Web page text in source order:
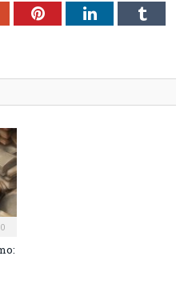
PinterestLinkedInTumblr
0